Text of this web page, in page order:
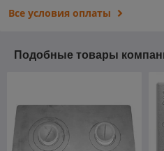
Все условия оплаты
Подобные товары